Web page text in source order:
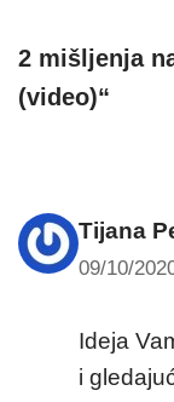
2 mišljenja
(video)“
Tijana
09/10/
Ideja
i